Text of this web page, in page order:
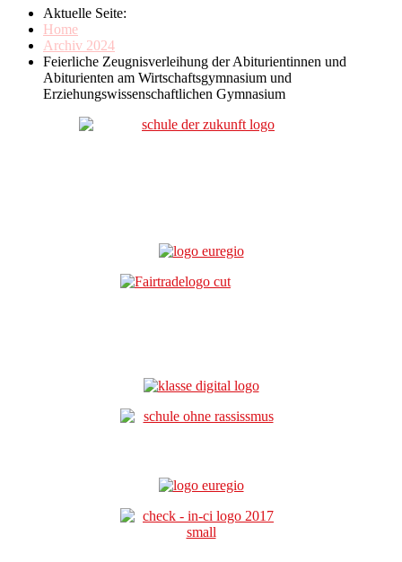
Aktuelle Seite:
Home
Archiv 2024
Feierliche Zeugnisverleihung der Abiturientinnen und
Abiturienten am Wirtschaftsgymnasium und
Erziehungswissenschaftlichen Gymnasium